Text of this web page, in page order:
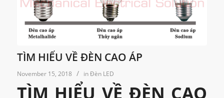
TÌM HIỂU VỀ ĐÈN CAO ÁP
November 15, 2018 / inĐèn LED
TÌM HIỂU VỀ ĐÈN CAO